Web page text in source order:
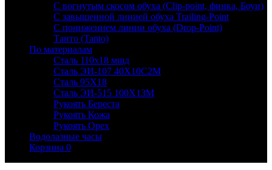
С вогнутым скосом обуха (Clip-point, финка, Боуи)
С завышенной линией обуха Trailing-Point
С понижением линии обуха (Drop-Point)
Танто (Tanto)
По материалам
Сталь 110х18 мшд
Сталь ЭИ-107 40Х10С2М
Сталь 95Х18
Сталь ЭИ-515 100Х13М
Рукоять Береста
Рукоять Кожа
Рукоять Орех
Водолазные часы
Корзина 0